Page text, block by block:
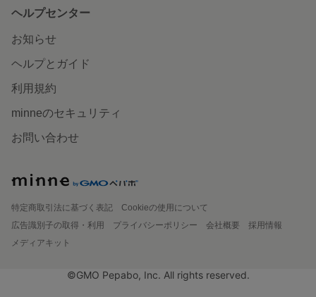
ヘルプセンター
お知らせ
ヘルプとガイド
利用規約
minneのセキュリティ
お問い合わせ
特定商取引法に基づく表記
Cookieの使用について
広告識別子の取得・利用
プライバシーポリシー 会社概要
採用情報
メディアキット
©GMO Pepabo, Inc. All rights reserved.